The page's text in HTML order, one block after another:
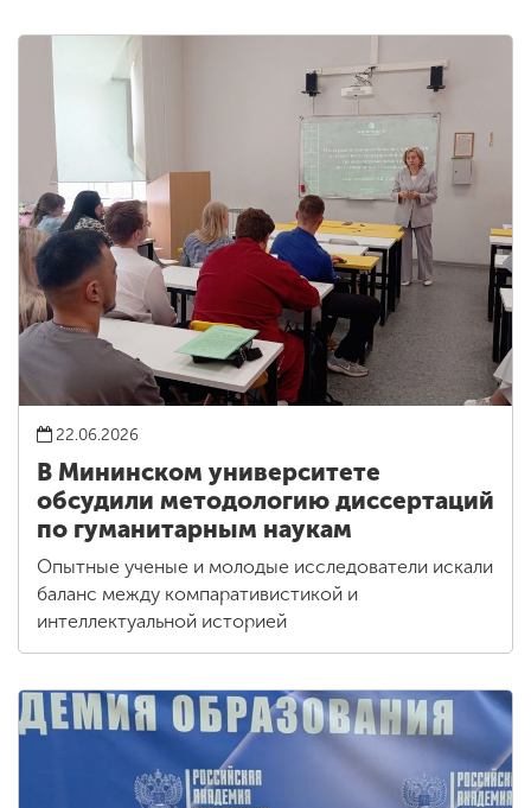
22.06.2026
В Мининском университете
обсудили методологию диссертаций
по гуманитарным наукам
Опытные ученые и молодые исследователи искали
баланс между компаративистикой и
интеллектуальной историей